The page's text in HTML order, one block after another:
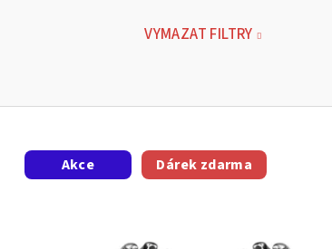
VYMAZAT FILTRY
Akce Dárek zdarma